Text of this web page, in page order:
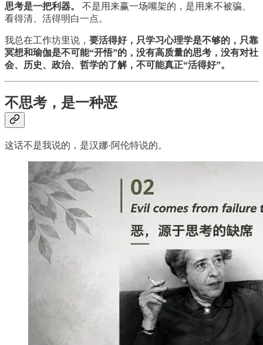
思考是一把利器。
不是用来赢一场嘴架的，是用来不被骗、
看得清、活得明白一点。
我总在工作坊里说， 要活得好，只学习心理学是不够的，只靠
冥想和瑜伽是不可能“开悟”的，没有高质量的思考，没有对社
会、历史、政治、哲学的了解，不可能真正“活得好”。
不思考，是一种恶
这话不是我说的，是汉娜·阿伦特说的。